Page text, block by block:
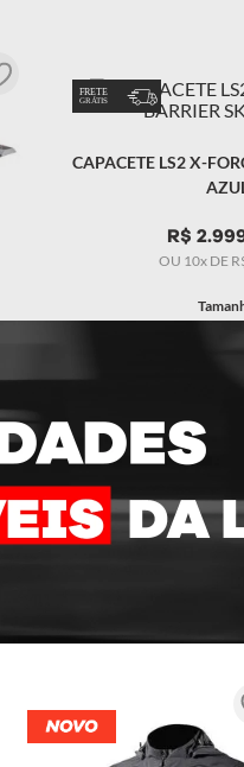
CAPACETE LS2 X-
R$ 2.
OU 10x DE